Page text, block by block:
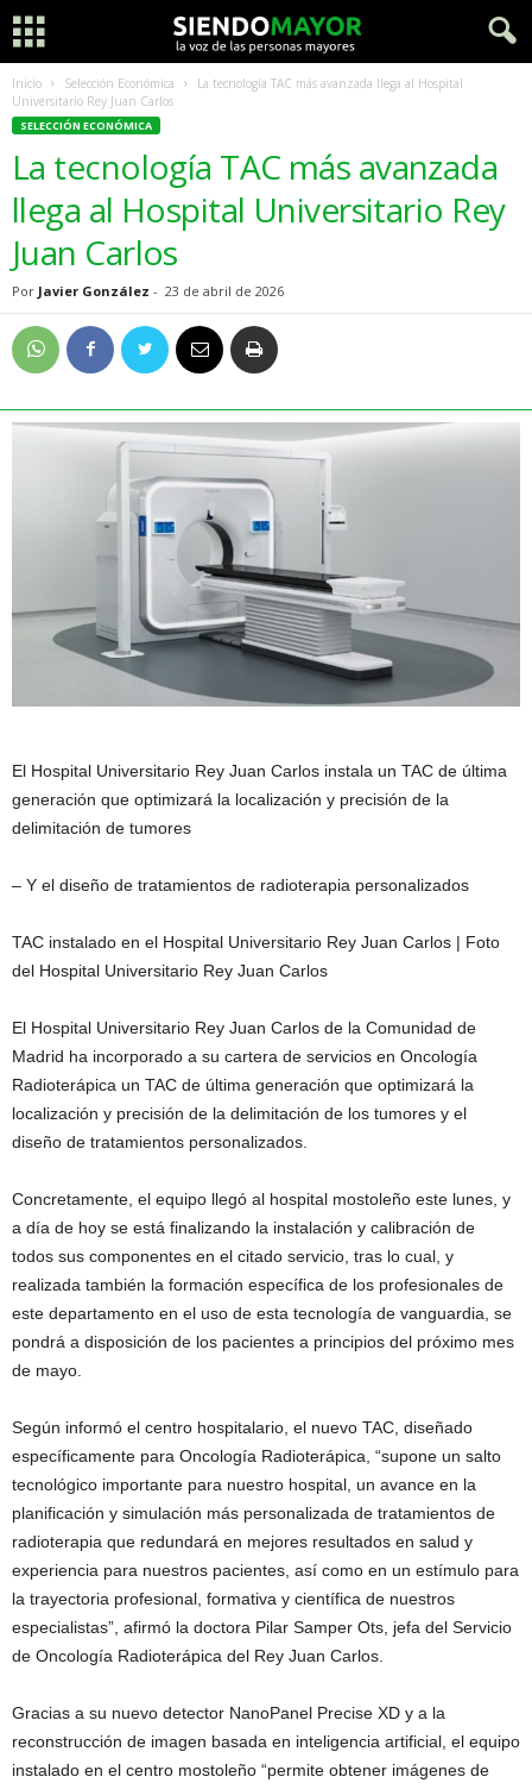
Inicio Selección Económica
La tecnología TAC más avanzada llega al Hospital
Universitario Rey Juan Carlos
SELECCIÓN ECONÓMICA
La tecnología TAC más avanzada
llega al Hospital Universitario Rey
Juan Carlos
Por Javier González - 23 de abril de 2026
El Hospital Universitario Rey Juan Carlos instala un TAC de última
generación que optimizará la localización y precisión de la
delimitación de tumores
– Y el diseño de tratamientos de radioterapia personalizados
TAC instalado en el Hospital Universitario Rey Juan Carlos | Foto
del Hospital Universitario Rey Juan Carlos
El Hospital Universitario Rey Juan Carlos de la Comunidad de
Madrid ha incorporado a su cartera de servicios en Oncología
Radioterápica un TAC de última generación que optimizará la
localización y precisión de la delimitación de los tumores y el
diseño de tratamientos personalizados.
Concretamente, el equipo llegó al hospital mostoleño este lunes, y
a día de hoy se está finalizando la instalación y calibración de
todos sus componentes en el citado servicio, tras lo cual, y
realizada también la formación específica de los profesionales de
este departamento en el uso de esta tecnología de vanguardia, se
pondrá a disposición de los pacientes a principios del próximo mes
de mayo.
Según informó el centro hospitalario, el nuevo TAC, diseñado
específicamente para Oncología Radioterápica, “supone un salto
tecnológico importante para nuestro hospital, un avance en la
planificación y simulación más personalizada de tratamientos de
radioterapia que redundará en mejores resultados en salud y
experiencia para nuestros pacientes, así como en un estímulo para
la trayectoria profesional, formativa y científica de nuestros
especialistas”, afirmó la doctora Pilar Samper Ots, jefa del Servicio
de Oncología Radioterápica del Rey Juan Carlos.
Gracias a su nuevo detector NanoPanel Precise XD y a la
reconstrucción de imagen basada en inteligencia artificial, el equipo
instalado en el centro mostoleño “permite obtener imágenes de